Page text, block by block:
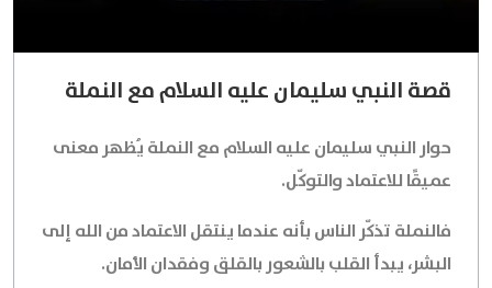
قصة النبي سليمان عليه السلام مع النملة
حوار النبي سليمان عليه السلام مع النملة يُظهر معنى
عميقًا للاعتماد والتوكّل.
فالنملة تذكّر الناس بأنه عندما ينتقل الاعتماد من الله إلى
البشر، يبدأ القلب بالشعور بالقلق وفقدان الأمان.